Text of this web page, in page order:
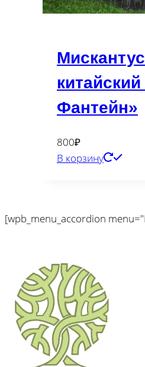
Мискантус
Фантейн»
800₽
В корзину
[wpb_menu_accordion